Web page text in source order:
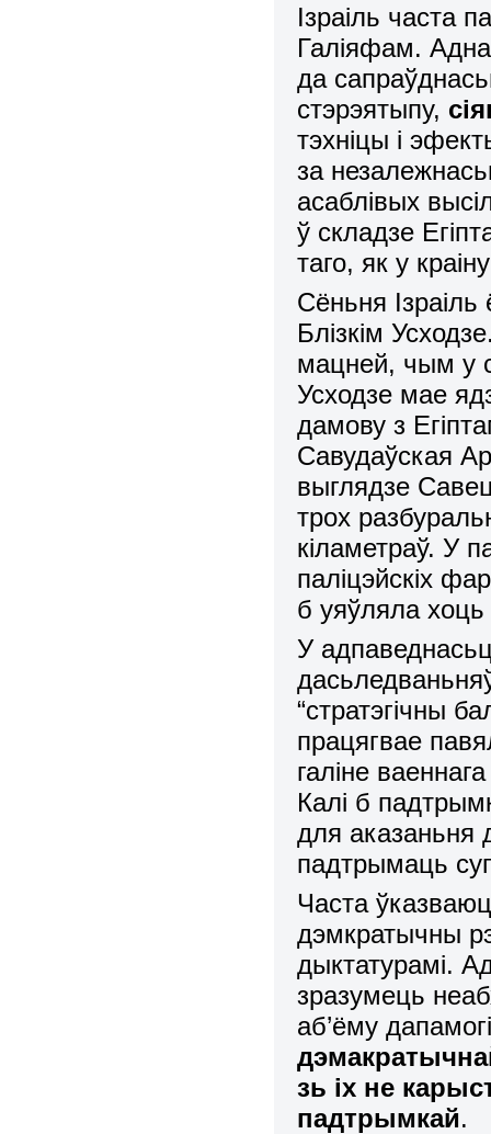
Ізраіль часта
Галіяфам.
да
стэрэятыпу,
тэхніцы і
за
асаблівых
ў складзе
таго, як у
Сёньня
Блізкім
мацней, чым у
Усходзе мае
дамову з
Савудаўская
выглядзе
трох
кіламетраў. У
паліцэйскіх
б уяўляла
У
“стратэгічны
працягвае
галіне
Калі б
для аказаньня
падтрымаць
Часта
дэмкратычны
дыктатурамі.
зразумець
аб’ёму
зь іх не
падтрымкай.